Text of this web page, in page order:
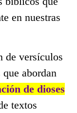
en nuestras
de versículos
abordan
de dioses
textos